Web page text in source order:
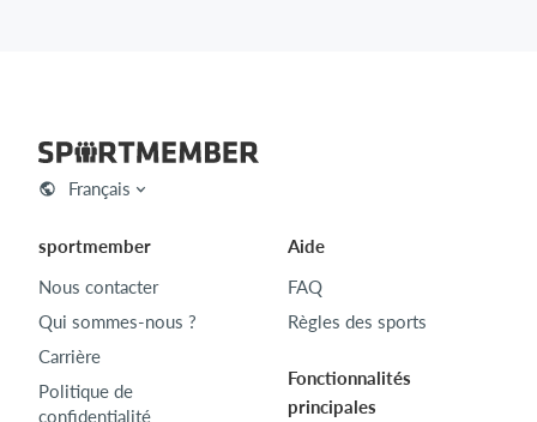
Français
sportmember
Nous contacter
Qui sommes-nous ?
Carrière
Politique de
confidentialité
Aide
FAQ
Règles des sports
Fonctionnalités
principales